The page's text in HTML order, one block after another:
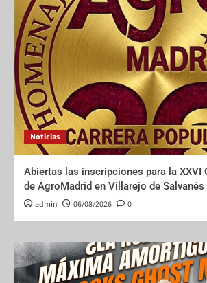
Noticias
Abiertas las inscripciones para la XXVI
de AgroMadrid en Villarejo de Salvanés
admin 06/08/2026 0